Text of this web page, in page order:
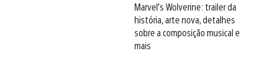
Marvel’s Wolverine: trailer da
história, arte nova, detalhes
sobre a composição musical e
mais